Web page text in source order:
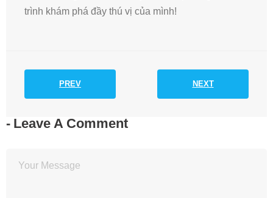
trình khám phá đầy thú vị của mình!
PREV NEXT
Leave A Comment